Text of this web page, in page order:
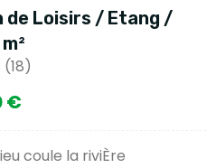
de Loisirs / Etang /
€
coule la riviÈre